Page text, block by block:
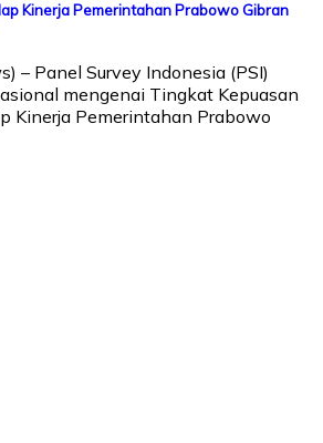
Kinerja Pemerintahan Prabowo Gibran
– Panel Survey Indonesia (PSI)
mengenai Tingkat Kepuasan
Kinerja Pemerintahan Prabowo